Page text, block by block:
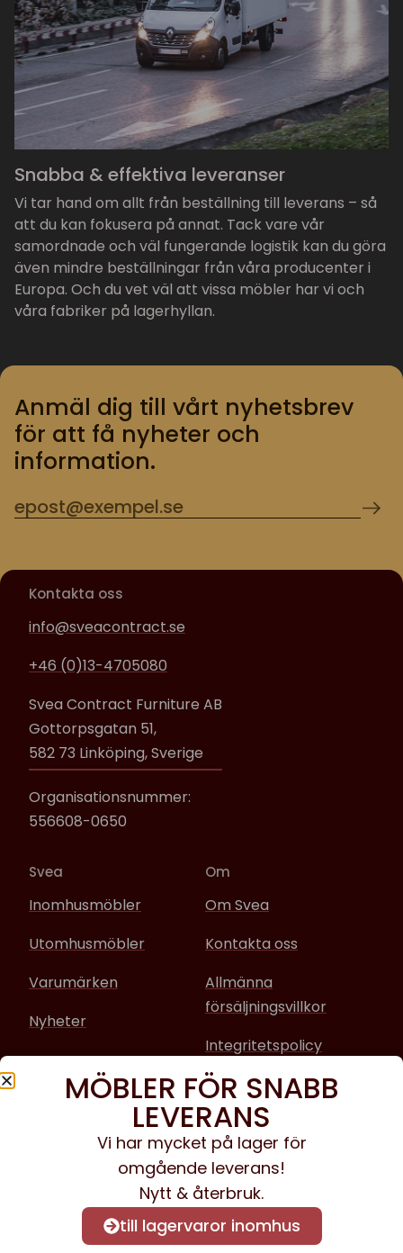
Snabba & effektiva leveranser
Vi tar hand om allt från beställning till leverans – så
att du kan fokusera på annat. Tack vare vår
samordnade och väl fungerande logistik kan du göra
även mindre beställningar från våra producenter i
Europa. Och du vet väl att vissa möbler har vi och
våra fabriker på lagerhyllan.
Anmäl dig till vårt nyhetsbrev
för att få nyheter och
information.
Kontakta oss
info@sveacontract.se
+46 (0)13-4705080
Svea Contract Furniture AB
Gottorpsgatan 51,
582 73 Linköping, Sverige
Organisationsnummer:
556608-0650
Svea
Inomhusmöbler
Utomhusmöbler
Varumärken
Nyheter
Om
Om Svea
Kontakta oss
Allmänna
försäljningsvillkor
Integritetspolicy
Sociala media
Facebook
Instagram
MÖBLER FÖR SNABB
LEVERANS
Vi har mycket på lager för
omgående leverans!
Nytt & återbruk.
till lagervaror inomhus